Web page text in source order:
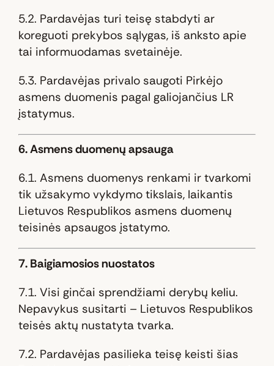
5.2. Pardavėjas turi teisę stabdyti ar
koreguoti prekybos sąlygas, iš anksto apie
tai informuodamas svetainėje.
5.3. Pardavėjas privalo saugoti Pirkėjo
asmens duomenis pagal galiojančius LR
įstatymus.
6. Asmens duomenų apsauga
6.1. Asmens duomenys renkami ir tvarkomi
tik užsakymo vykdymo tikslais, laikantis
Lietuvos Respublikos asmens duomenų
teisinės apsaugos įstatymo.
7. Baigiamosios nuostatos
7.1. Visi ginčai sprendžiami derybų keliu.
Nepavykus susitarti – Lietuvos Respublikos
teisės aktų nustatyta tvarka.
7.2. Pardavėjas pasilieka teisę keisti šias